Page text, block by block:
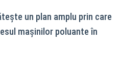
un plan amplu prin care
mașinilor poluante în